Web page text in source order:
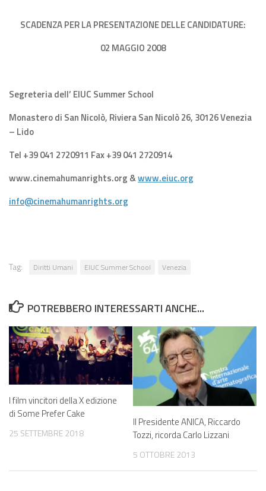
SCADENZA PER LA PRESENTAZIONE DELLE CANDIDATURE:
02 MAGGIO 2008
Segreteria dell’ EIUC Summer School
Monastero di San Nicolò, Riviera San Nicolò 26, 30126 Venezia
– Lido
Tel +39 041 2720911 Fax +39 041 2720914
www.cinemahumanrights.org &www.eiuc.org
info@cinemahumanrights.org
Tag: Diritti Umani EIUC Summer School Venezia
POTREBBERO INTERESSARTI ANCHE...
I film vincitori della X edizione
di Some Prefer Cake
25 SETTEMBRE 2018
Il Presidente ANICA, Riccardo
Tozzi, ricorda Carlo Lizzani
5 OTTOBRE 2013